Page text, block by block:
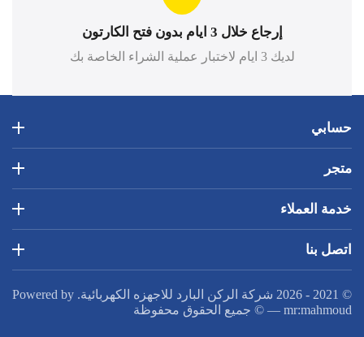
إرجاع خلال 3 ايام بدون فتح الكارتون
لديك 3 ايام لاختبار عملية الشراء الخاصة بك
حسابي
متجر
خدمة العملاء
اتصل بنا
© 2021 - 2026 شركة الركن البارد للاجهزه الكهربائية. Powered by
mr:mahmoud
— © جميع الحقوق محفوظة